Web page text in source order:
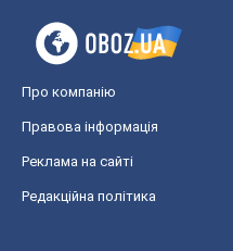
Про компанію
Правова інформація
Реклама на сайті
Редакційна політика